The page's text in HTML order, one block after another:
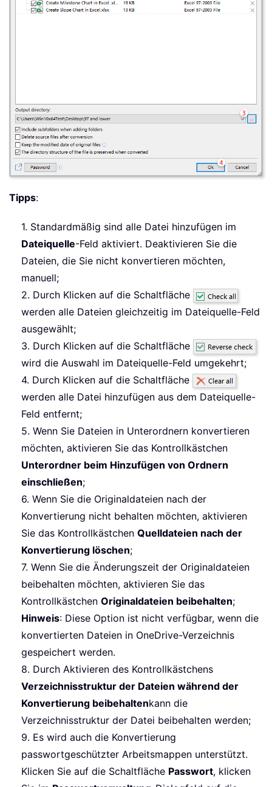
Tipps:
1. Standardmäßig sind alle Datei hinzufügen im
Dateiquelle-Feld aktiviert. Deaktivieren Sie die
Dateien, die Sie nicht konvertieren möchten,
manuell;
2. Durch Klicken auf die Schaltfläche
werden alle Dateien gleichzeitig im Dateiquelle-Feld
ausgewählt;
3. Durch Klicken auf die Schaltfläche
wird die Auswahl im Dateiquelle-Feld umgekehrt;
4. Durch Klicken auf die Schaltfläche
werden alle Datei hinzufügen aus dem Dateiquelle-
Feld entfernt;
5. Wenn Sie Dateien in Unterordnern konvertieren
möchten, aktivieren Sie das Kontrollkästchen
Unterordner beim Hinzufügen von Ordnern
einschließen;
6. Wenn Sie die Originaldateien nach der
Konvertierung nicht behalten möchten, aktivieren
Sie das Kontrollkästchen Quelldateien nach der
Konvertierung löschen;
7. Wenn Sie die Änderungszeit der Originaldateien
beibehalten möchten, aktivieren Sie das
Kontrollkästchen Originaldateien beibehalten;
Hinweis: Diese Option ist nicht verfügbar, wenn die
konvertierten Dateien in OneDrive-Verzeichnis
gespeichert werden.
8. Durch Aktivieren des Kontrollkästchens
Verzeichnisstruktur der Dateien während der
Konvertierung beibehaltenkann die
Verzeichnisstruktur der Datei beibehalten werden;
9. Es wird auch die Konvertierung
passwortgeschützter Arbeitsmappen unterstützt.
Klicken Sie auf die Schaltfläche Passwort, klicken